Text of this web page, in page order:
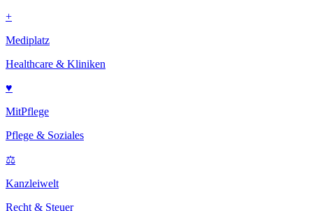
+
Mediplatz
Healthcare & Kliniken
♥
MitPflege
Pflege & Soziales
⚖
Kanzleiwelt
Recht & Steuer